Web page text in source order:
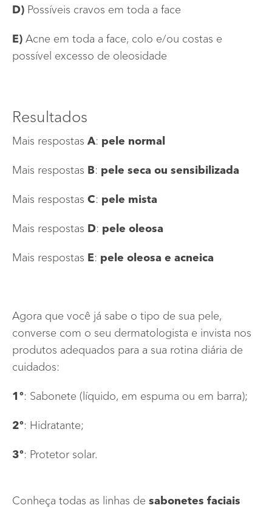
D) Possíveis cravos em toda a face
E)Acne em toda a face, colo e/ou costas e
possível excesso de oleosidade
Resultados
Mais respostas A: pele normal
Mais respostas B: pele seca ou sensibilizada
Mais respostas C: pele mista
Mais respostas D: pele oleosa
Mais respostas E: pele oleosa e acneica
Agora que você já sabe o tipo de sua pele,
converse com o seu dermatologista e invista nos
produtos adequados para a sua rotina diária de
cuidados:
1º: Sabonete (líquido, em espuma ou em barra);
2º: Hidratante;
3º: Protetor solar.
Conheça todas as linhas de sabonetes faciais